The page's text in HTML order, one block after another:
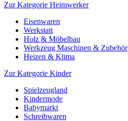
Zur Kategorie Heimwerker
Eisenwaren
Werkstatt
Holz & Möbelbau
Werkzeug Maschinen & Zubehör
Heizen & Klima
Zur Kategorie Kinder
Spielzeugland
Kindermode
Babymarkt
Schreibwaren